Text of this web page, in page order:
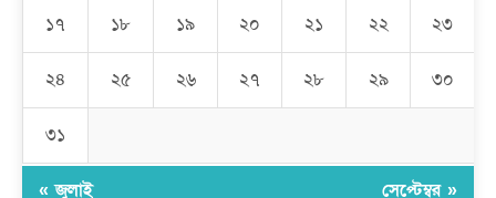
রমজান উপলক্ষে সাভারে মানবাধিকার সংস্থার ইফতার
জাবাল-ই-নূর মডেল মাদ্রাসায় ১২তম বার্ষিক পুরস্কার বিতরণ ও বালিকা
১৭ ১৮ ১৯ ২০ ২১ ২২ ২৩
২৪ ২৫ ২৬ ২৭ ২৮ ২৯ ৩০
৩১
« জুলাই সেপ্টেম্বর »